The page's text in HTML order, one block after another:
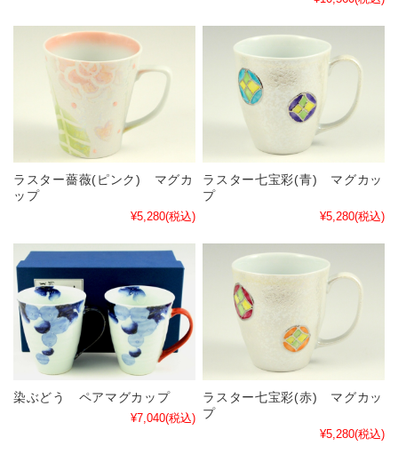
ラスター薔薇(ピンク) マグカ
ップ
¥5,280(税込)
ラスター七宝彩(青) マグカッ
プ
¥5,280(税込)
染ぶどう ペアマグカップ
¥7,040(税込)
ラスター七宝彩(赤) マグカッ
プ
¥5,280(税込)